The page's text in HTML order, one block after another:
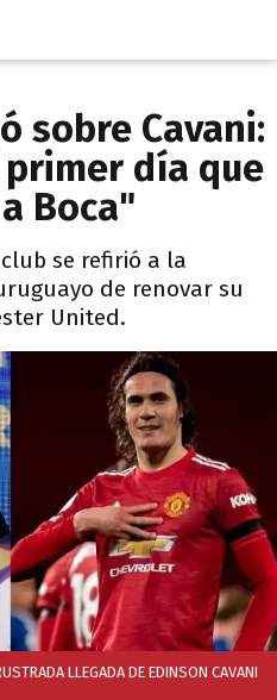
sobre Cavani:
día que
Boca"
se refirió a la
de renovar su
United.
LLEGADA DE EDINSON CAVANI